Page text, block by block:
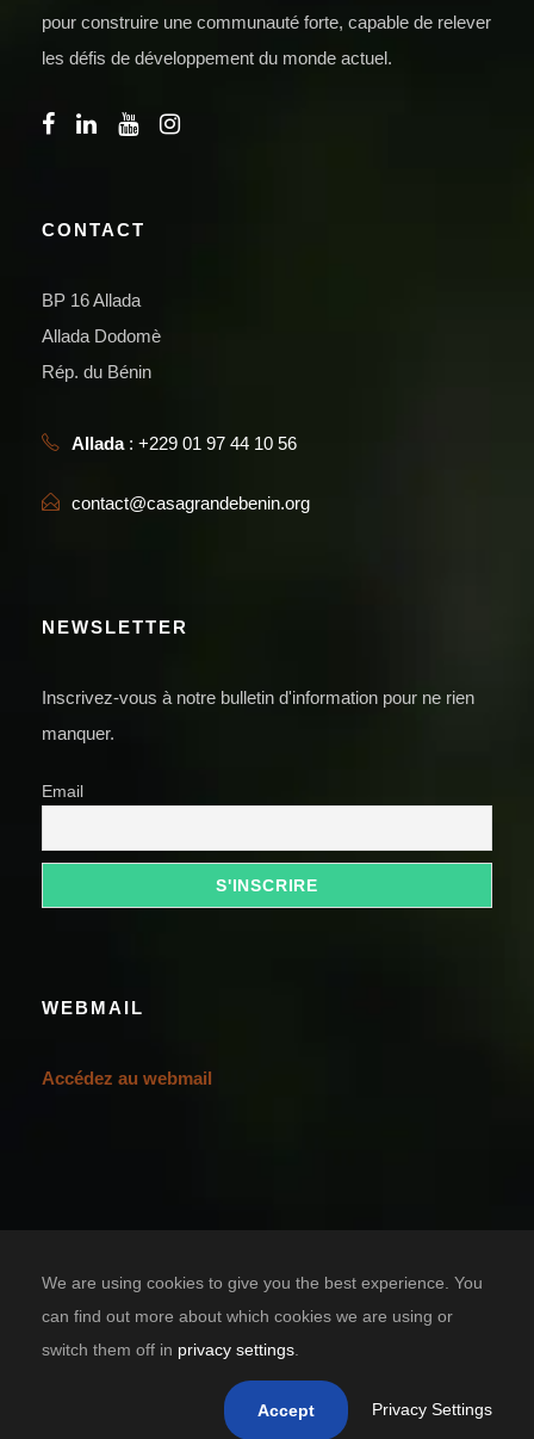
pour construire une communauté forte, capable de relever
les défis de développement du monde actuel.
CONTACT
BP 16 Allada
Allada Dodomè
Rép. du Bénin
Allada: +229 01 97 44 10 56
contact@casagrandebenin.org
NEWSLETTER
Inscrivez-vous à notre bulletin d'information pour ne rien
manquer.
Email
WEBMAIL
Accédez au webmail
Copyright 2021 Casa Grande Bénin, tous droits réservés.
We are using cookies to give you the best experience. You
can find out more about which cookies we are using or
switch them off in privacy settings
Accept Privacy Settings